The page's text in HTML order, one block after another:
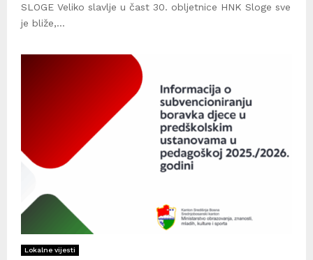
SLOGE Veliko slavlje u čast 30. obljetnice HNK Sloge sve
je bliže,...
Lokalne vijesti